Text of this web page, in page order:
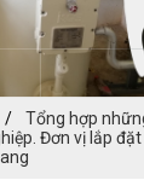
Tổng hợp
Đơn vị lắp